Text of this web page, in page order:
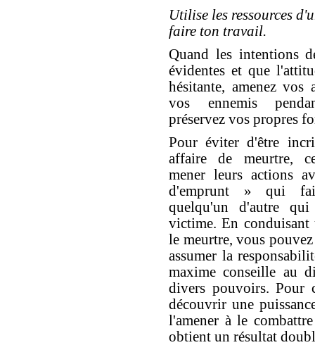
Utilise les ressources
faire ton travail.
Quand les intentions
évidentes et que
hésitante, amenez vos
vos ennemis
préservez vos propres
Pour éviter d'être
affaire de meurtre,
mener leurs actions
d'emprunt » qui
quelqu'un d'autre
victime. En conduisant
le meurtre, vous
assumer la
maxime conseille au
divers pouvoirs. Pour
découvrir une
l'amener à le
obtient un résultat